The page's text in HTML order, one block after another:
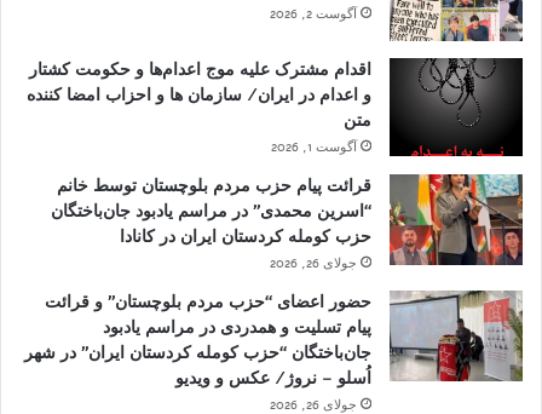
آگوست 2, 2026
اقدام مشترک علیه موج اعدام‌ها و حکومت کشتار
و اعدام در ایران/ سازمان ها و احزاب امضا کننده
متن
آگوست 1, 2026
قرائت پیام حزب مردم بلوچستان توسط خانم
“اسرین محمدی” در مراسم یادبود جان‌باختگان
حزب کومله کردستان ایران در کانادا
جولای 26, 2026
حضور اعضای “حزب مردم بلوچستان” و قرائت
پیام تسلیت و همدردی در مراسم یادبود
جان‌باختگان “حزب کومله کردستان ایران” در شهر
اُسلو – نروژ/ عکس و ویدیو
جولای 26, 2026